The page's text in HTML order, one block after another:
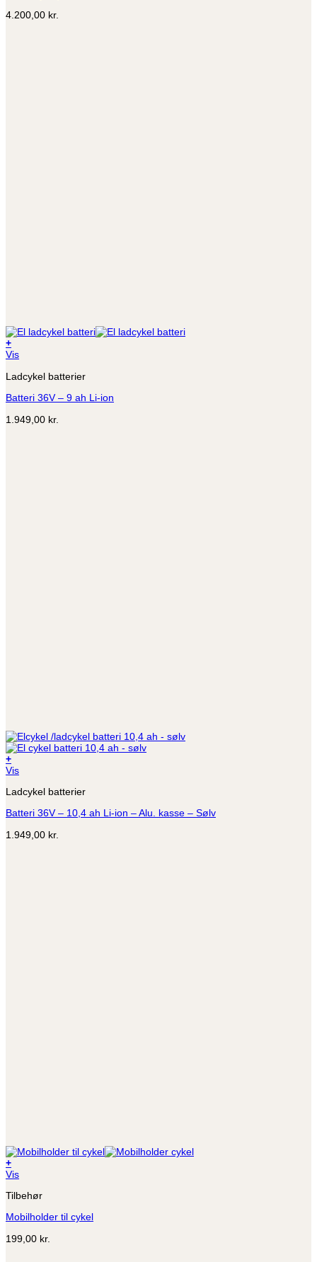
4.200,00 kr.
+
Vis
Ladcykel batterier
Batteri 36V – 9 ah Li-ion
1.949,00 kr.
+
Vis
Ladcykel batterier
Batteri 36V – 10,4 ah Li-ion – Alu. kasse – Sølv
1.949,00 kr.
+
Vis
Tilbehør
Mobilholder til cykel
199,00 kr.